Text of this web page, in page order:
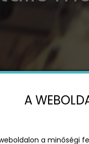
A
a minőségi